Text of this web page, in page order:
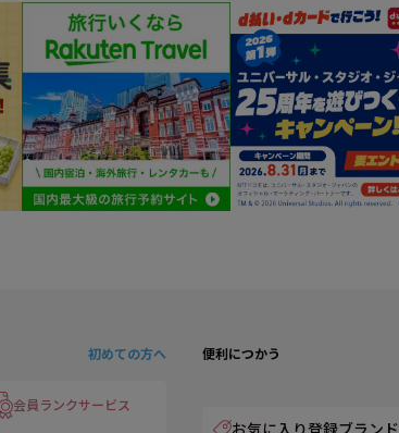
初めての方へ
会員ランクサービス
便利につかう